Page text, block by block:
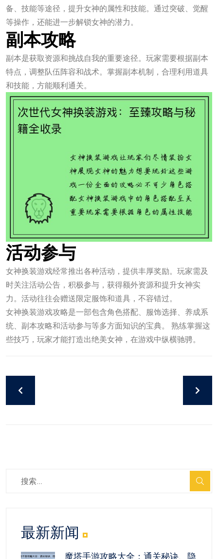
备、技能等途径，提升女神的属性和技能。通过突破、觉醒
等操作，还能进一步解锁女神的潜力。
副本攻略
副本是获取资源和挑战自我的重要途径。玩家需要根据副本
特点，调整队伍阵容和战术。掌握副本机制，合理利用道具
和技能，方能顺利通关。
活动参与
女神换装游戏经常推出各种活动，提供丰厚奖励。玩家需及
时关注活动公告，积极参与，获得额外资源和提升女神实
力。活动往往会赠送限定服饰和道具，不容错过。
女神换装游戏攻略是一部包含角色搭配、服饰选择、养成系
统、副本攻略和活动参与等多方面知识的宝典。 熟练掌握这
些技巧，玩家才能打造出绝美女神，在游戏中纵横驰骋。
最新新闻
魔塔手游攻略大全：通关秘诀、隐